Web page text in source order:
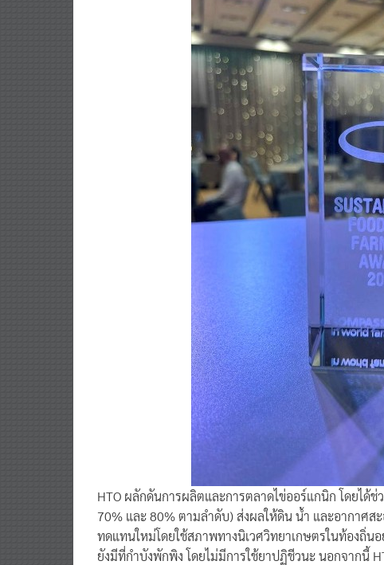
HTO ผลักดันการผลิตและการตลาดไข่ออร์แกนิก โดยได้
70% และ 80% ตามลำดับ) ส่งผลให้ดิน น้ำ และอากาศส
ทดแทนใหม่โดยใช้สภาพทางนิเวศวิทยาเกษตรในท้องถิ่น
ยังมีที่กำบังพักพิง โดยไม่มีการใช้ยาปฏิชีวนะ นอกจากนี้